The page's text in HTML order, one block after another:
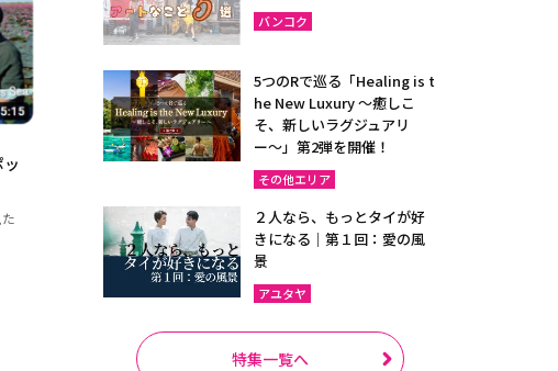
バンコク
5つのRで巡る「Healing is t
he New Luxury ～癒しこ
そ、新しいラグジュアリ
ー〜」第2弾を開催！
その他エリア
２人なら、もっとタイが好
きになる｜第１回：愛の風
景
アユタヤ
特集一覧へ